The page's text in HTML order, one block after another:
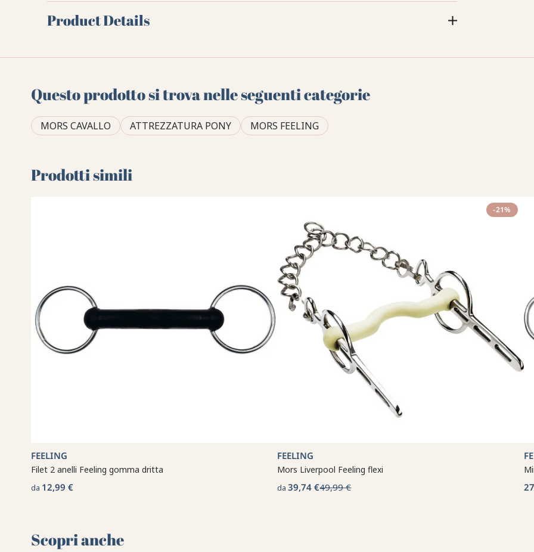
Product Details
Questo prodotto si trova nelle seguenti categorie
MORS CAVALLO ATTREZZATURA PONY MORS FEELING
Prodotti simili
FEELING
Filet 2 anelli Feeling gomma dritta
da 12,99 €
-21%
FEELING
Mors Liverpool Feeling flexi
da39,74 €49,99 €
Scopri anche 🌻